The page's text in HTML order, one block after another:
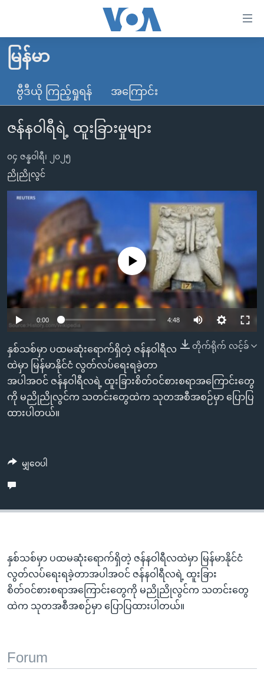
လွယ်ကူ
စေ
သည့်
Link
များ
ပင်မ
အကြောင်းအရာ
စာမျက်နှာ
ကြည့်
ရန်
ရှာဖွေ
ရန်
နေရာ
ရန်
မူလစာမျက်နှာ
မြန်မာ
ကမ္ဘာ့သတင်းများ
နိုင်ငံတကာ
တရုတ်
အစ္စရေး-ပါလက်စတိုင်း
ဗွီဒီယို
ရပ်ဝန်းတခု လမ်းတခု အလွန်
အင်္ဂလိပ်စာလေ့လာမယ်
အမေရိကန်သုံးအီဒီယံ
မကြေးမုံရဲ့ အင်္ဂလိပ်စာ
ရုပ်ရှင်ထဲက အင်္ဂလိပ်စာ
သုတပဒေသာ အင်္ဂလိပ်စာ
အပတ်စဉ်ကဏ္ဍများ
ရေဒီယို
တီဗွီ
ရေဒီယိုနှင့်ရုပ်သံ အချက်အလက်များ
ရေဒီယို/တီဗွီအစီအစဉ်
Learning English
ဗွီအိုအေ လူမှုကွန်ယက်များ
ဘာသာစကားများ
မြန်မာ
ဗွီဒီယို ကြည့်ရှုရန် အကြောင်း
ဇန်နဝါရီရဲ့ ထူးခြားမှုများ
၀၄ ဇန္နဝါရီ၊ ၂၀၂၅
ညိုညိုလွင်
Auto 240p 360p 480p
No media source currently available
0:00 4:48
240p
480p
720p
တိုက်ရိုက် လင့်ခ်
နှစ်သစ်မှာ ပထမဆုံးရောက်ရှိတဲ့ ဇန်နဝါရီလ
ထဲမှာ မြန်မာနိုင်ငံ လွတ်လပ်ရေးရခဲ့တာ
အပါအဝင် ဇန်နဝါရီလရဲ့ ထူးခြားစိတ်ဝင်စားစရာအကြောင်းတွေ
ကို မညိုညိုလွင်က သတင်းတွေထဲက သုတအစီအစဉ်မှာ ပြောပြ
ထားပါတယ်။
မျှဝေပါ
နှစ်သစ်မှာ ပထမဆုံးရောက်ရှိတဲ့ ဇန်နဝါရီလထဲမှာ မြန်မာနိုင်ငံ
လွတ်လပ်ရေးရခဲ့တာအပါအဝင် ဇန်နဝါရီလရဲ့ ထူးခြား
စိတ်ဝင်စားစရာအကြောင်းတွေကို မညိုညိုလွင်က သတင်းတွေ
ထဲက သုတအစီအစဉ်မှာ ပြောပြထားပါတယ်။
Forum